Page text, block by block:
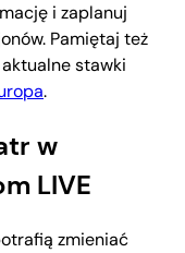
i zaplanuj
Pamiętaj też
stawki
.
w
LIVE
zmieniać